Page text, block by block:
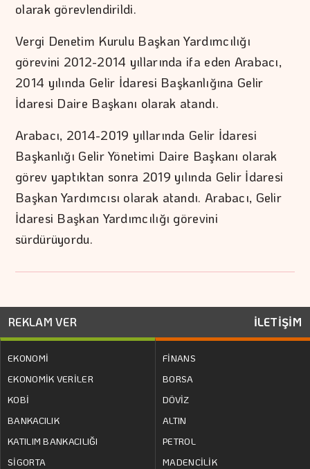
olarak görevlendirildi.
Vergi Denetim Kurulu Başkan Yardımcılığı
görevini 2012-2014 yıllarında ifa eden Arabacı,
2014 yılında Gelir İdaresi Başkanlığına Gelir
İdaresi Daire Başkanı olarak atandı.
Arabacı, 2014-2019 yıllarında Gelir İdaresi
Başkanlığı Gelir Yönetimi Daire Başkanı olarak
görev yaptıktan sonra 2019 yılında Gelir İdaresi
Başkan Yardımcısı olarak atandı. Arabacı, Gelir
İdaresi Başkan Yardımcılığı görevini
sürdürüyordu.
REKLAM VER İLETİŞİM
EKONOMİ
EKONOMİK VERİLER
KOBİ
BANKACILIK
KATILIM BANKACILIĞI
SİGORTA
FİNANS
BORSA
DÖVİZ
ALTIN
PETROL
MADENCİLİK